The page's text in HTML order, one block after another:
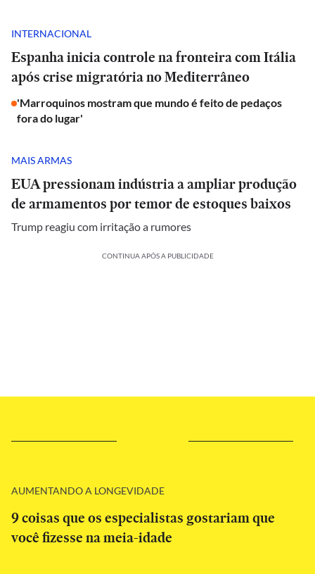
INTERNACIONAL
Espanha inicia controle na fronteira com Itália
após crise migratória no Mediterrâneo
'Marroquinos mostram que mundo é feito de pedaços
fora do lugar'
MAIS ARMAS
EUA pressionam indústria a ampliar produção
de armamentos por temor de estoques baixos
Trump reagiu com irritação a rumores
CONTINUA APÓS A PUBLICIDADE
AUMENTANDO A LONGEVIDADE
9 coisas que os especialistas gostariam que
você fizesse na meia-idade